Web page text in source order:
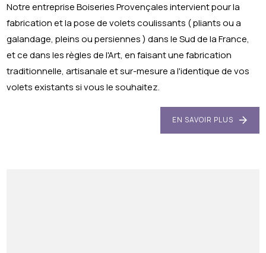
Notre entreprise Boiseries Provençales intervient pour la
fabrication et la pose de volets coulissants ( pliants ou a
galandage, pleins ou persiennes ) dans le Sud de la France,
et ce dans les règles de l'Art, en faisant une fabrication
traditionnelle, artisanale et sur-mesure a l'identique de vos
volets existants si vous le souhaitez.
EN SAVOIR PLUS